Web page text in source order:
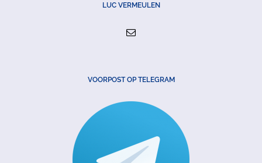
LUC VERMEULEN
VOORPOST OP TELEGRAM